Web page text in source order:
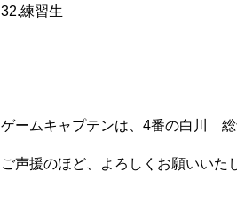
32.練習生
ゲームキャプテンは、4番の白川 総
ご声援のほど、よろしくお願いいた